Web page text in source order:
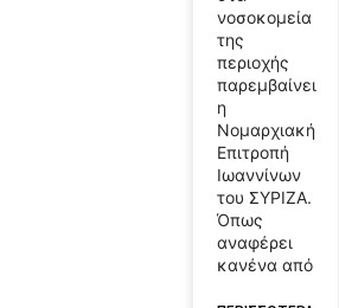
νοσοκομεία
της
περιοχής
παρεμβαίνει
η
Νομαρχιακή
Επιτροπή
Ιωαννίνων
του ΣΥΡΙΖΑ.
Όπως
αναφέρει
κανένα από